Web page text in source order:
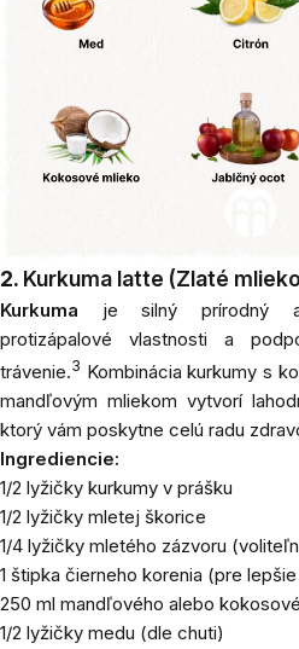
2. Kurkuma latte (Zlaté
Kurkuma je silný prírodný
protizápalové vlastnosti a
trávenie.3 Kombinácia kurkumy s
mandľovým mliekom vytvorí
ktorý vám poskytne celú radu
Ingrediencie:
1/2 lyžičky kurkumy v prášku
1/2 lyžičky mletej škorice
1/4 lyžičky mletého zázvoru
1 štipka čierneho korenia (pre
250 ml mandľového alebo
1/2 lyžičky medu (dle chuti)